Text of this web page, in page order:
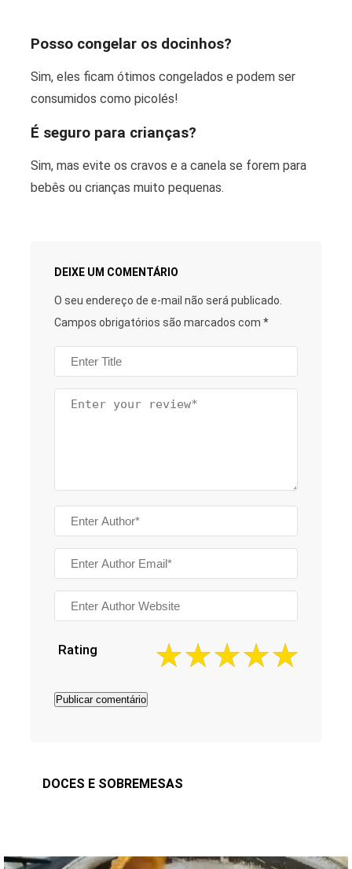
Posso congelar os docinhos?
Sim, eles ficam ótimos congelados e podem ser
consumidos como picolés!
É seguro para crianças?
Sim, mas evite os cravos e a canela se forem para
bebês ou crianças muito pequenas.
DEIXE UM COMENTÁRIO
O seu endereço de e-mail não será publicado.
Campos obrigatórios são marcados com *
Rating
DOCES E SOBREMESAS